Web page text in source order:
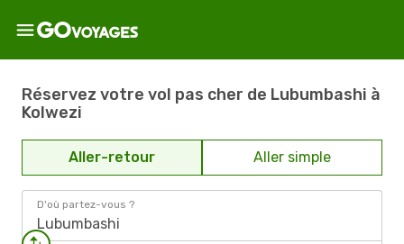
Réservez votre vol pas cher de Lubumbashi à
Kolwezi
Aller-retour Aller simple
D'où partez-vous ?
Lubumbashi